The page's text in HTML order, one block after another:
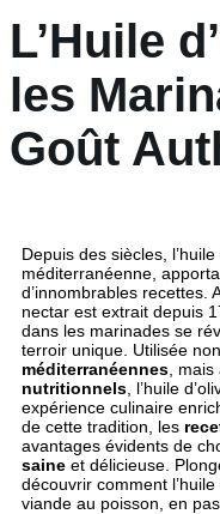
L’Huile
les
Goût
Depuis des siècles,
méditerranéenne,
d’innombrables recettes.
nectar est extrait depuis
dans les marinades se
terroir unique. Utilisée
méditerranéennes ,
nutritionnels , l’huile
expérience culinaire
de cette tradition, les
avantages évidents de
saine et délicieuse.
découvrir comment
viande au poisson, en